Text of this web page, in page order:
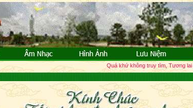
Quá khứ không truy tìm, Tương lai